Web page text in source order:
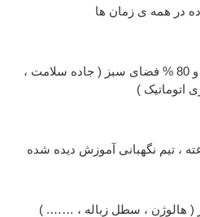
در همه ی زمان ها
– مساحت کل 80000 متر مربع و 80 % فضای سبز ( جاده سلامت ،
اتوماتیک )
، سطل زباله ، ……. )